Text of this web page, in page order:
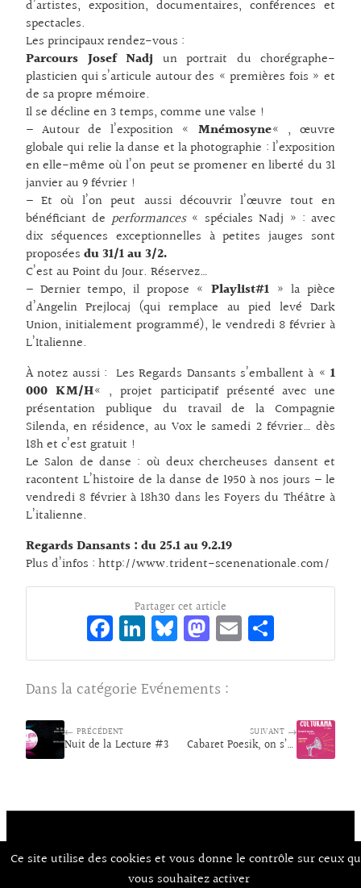
d’artistes, exposition, documentaires, conférences et
spectacles.
Les principaux rendez-vous :
Parcours Josef Nadj un portrait du chorégraphe-
plasticien qui s’articule autour des « premières fois » et
de sa propre mémoire.
Il se décline en 3 temps, comme une valse !
– Autour de l’exposition « Mnémosyne« , œuvre
globale qui relie la danse et la photographie : l’exposition
en elle-même où l’on peut se promener en liberté du 31
janvier au 9 février !
– Et où l’on peut aussi découvrir l’œuvre tout en
bénéficiant de performances« spéciales Nadj » : avec
dix séquences exceptionnelles à petites jauges sont
proposées du 31/1 au 3/2.
C’est au Point du Jour. Réservez…
– Dernier tempo, il propose « Playlist#1 » la pièce
d’Angelin Prejlocaj (qui remplace au pied levé Dark
Union, initialement programmé), le vendredi 8 février à
L’Italienne.
À notez aussi : Les Regards Dansants s’emballent à « 1
000 KM/H« , projet participatif présenté avec une
présentation publique du travail de la Compagnie
Silenda, en résidence, au Vox le samedi 2 février… dès
18h et c’est gratuit !
Le Salon de danse : où deux chercheuses dansent et
racontent L’histoire de la danse de 1950 à nos jours – le
vendredi 8 février à 18h30 dans les Foyers du Théâtre à
L’italienne.
Regards Dansants : du 25.1 au 9.2.19
Plus d’infos : http://www.trident-scenenationale.com/
Partager cet article
Fa
ce
bo
o
k
Li
n
ke
dI
n
Bl
ue
sk
y
M
as
to
d
o
n
E
m rt
Dans la catégorie Evénements :
← PRÉCÉDENT
Nuit de la Lecture #3
SUIVANT →
Cabaret Poesik, on s’active !
Contact
À Propos d’Aux Arts
Mentions Légales / CGU
Ce site utilise des cookies et vous donne le contrôle sur ceux
vous souhaitez activer